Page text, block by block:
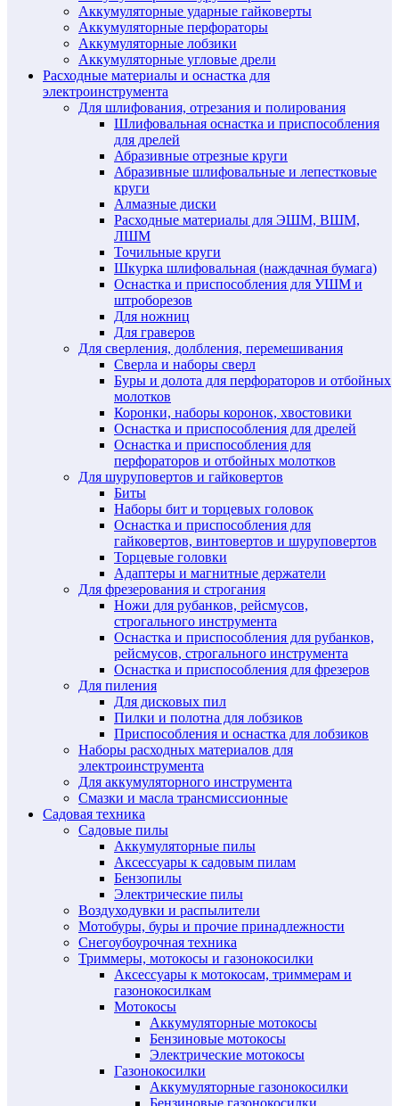
Аккумуляторные ударные гайковерты
Аккумуляторные перфораторы
Аккумуляторные лобзики
Аккумуляторные угловые дрели
Расходные материалы и оснастка для
электроинструмента
Для шлифования, отрезания и полирования
Шлифовальная оснастка и приспособления
для дрелей
Абразивные отрезные круги
Абразивные шлифовальные и лепестковые
круги
Алмазные диски
Расходные материалы для ЭШМ, ВШМ,
ЛШМ
Точильные круги
Шкурка шлифовальная (наждачная бумага)
Оснастка и приспособления для УШМ и
штроборезов
Для ножниц
Для граверов
Для сверления, долбления, перемешивания
Сверла и наборы сверл
Буры и долота для перфораторов и отбойных
молотков
Коронки, наборы коронок, хвостовики
Оснастка и приспособления для дрелей
Оснастка и приспособления для
перфораторов и отбойных молотков
Для шуруповертов и гайковертов
Биты
Наборы бит и торцевых головок
Оснастка и приспособления для
гайковертов, винтовертов и шуруповертов
Торцевые головки
Адаптеры и магнитные держатели
Для фрезерования и строгания
Ножи для рубанков, рейсмусов,
строгального инструмента
Оснастка и приспособления для рубанков,
рейсмусов, строгального инструмента
Оснастка и приспособления для фрезеров
Для пиления
Для дисковых пил
Пилки и полотна для лобзиков
Приспособления и оснастка для лобзиков
Наборы расходных материалов для
электроинструмента
Для аккумуляторного инструмента
Смазки и масла трансмиссионные
Садовая техника
Садовые пилы
Аккумуляторные пилы
Аксессуары к садовым пилам
Бензопилы
Электрические пилы
Воздуходувки и распылители
Мотобуры, буры и прочие принадлежности
Снегоубоурочная техника
Триммеры, мотокосы и газонокосилки
Аксессуары к мотокосам, триммерам и
газонокосилкам
Мотокосы
Аккумуляторные мотокосы
Бензиновые мотокосы
Электрические мотокосы
Газонокосилки
Аккумуляторные газонокосилки
Бензиновые газонокосилки